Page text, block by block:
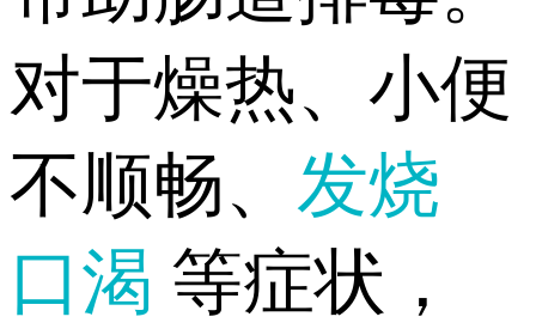
对于燥热、小便
不顺畅、 发烧
口渴 等症状，